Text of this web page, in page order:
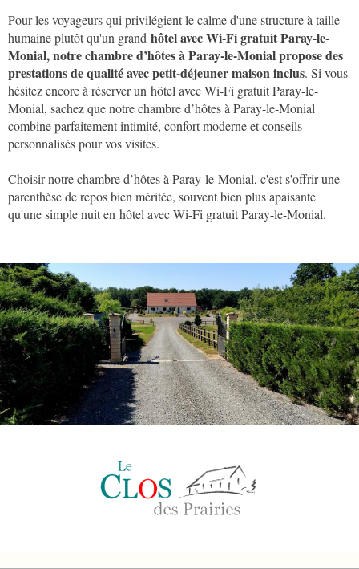
Pour les voyageurs qui privilégient le calme d'une structure à taille
humaine plutôt qu'un grand hôtel avec Wi-Fi gratuit Paray-le-
Monial, notre chambre d’hôtes à Paray-le-Monial propose des
prestations de qualité avec petit-déjeuner maison inclus. Si vous
hésitez encore à réserver un hôtel avec Wi-Fi gratuit Paray-le-
Monial, sachez que notre chambre d’hôtes à Paray-le-Monial
combine parfaitement intimité, confort moderne et conseils
personnalisés pour vos visites.
Choisir notre chambre d’hôtes à Paray-le-Monial, c'est s'offrir une
parenthèse de repos bien méritée, souvent bien plus apaisante
qu'une simple nuit en hôtel avec Wi-Fi gratuit Paray-le-Monial.